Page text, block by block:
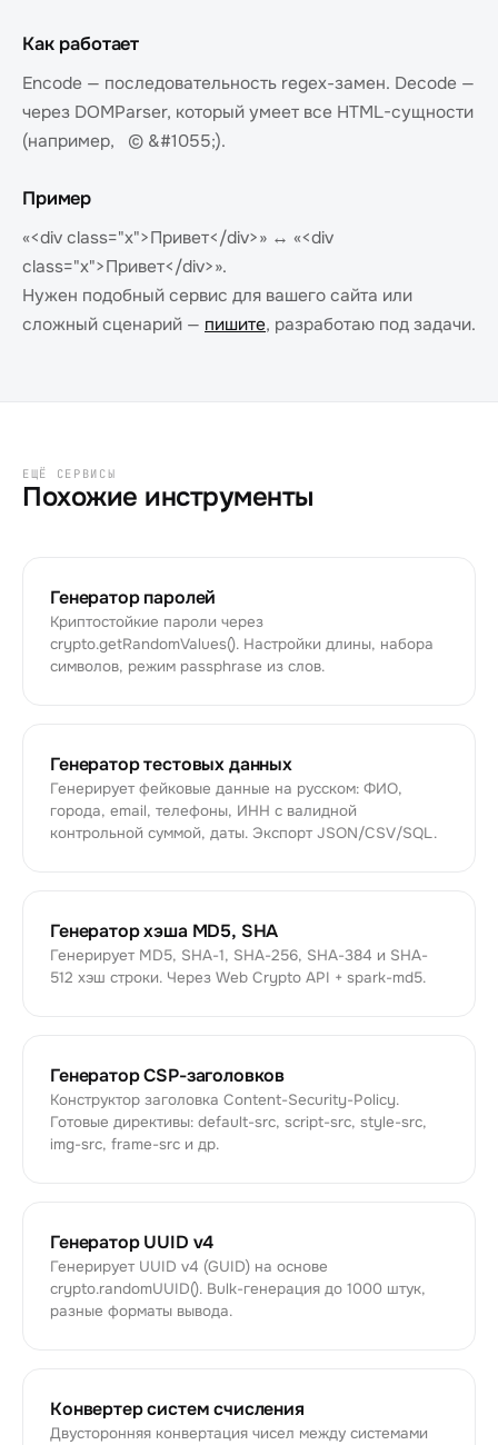
Как работает
Encode — последовательность regex-замен. Decode —
через DOMParser, который умеет все HTML-сущности
(например, © &#1055;).
Пример
«<div class="x">Привет</div>» ↔ «<div
class="x">Привет</div>».
Нужен подобный сервис для вашего сайта или
сложный сценарий — пишите, разработаю под задачи.
ЕЩЁ СЕРВИСЫ
Похожие инструменты
Генератор паролей
Криптостойкие пароли через
crypto.getRandomValues(). Настройки длины, набора
символов, режим passphrase из слов.
Генератор тестовых данных
Генерирует фейковые данные на русском: ФИО,
города, email, телефоны, ИНН с валидной
контрольной суммой, даты. Экспорт JSON/CSV/SQL.
Генератор хэша MD5, SHA
Генерирует MD5, SHA-1, SHA-256, SHA-384 и SHA-
512 хэш строки. Через Web Crypto API + spark-md5.
Генератор CSP-заголовков
Конструктор заголовка Content-Security-Policy.
Готовые директивы: default-src, script-src, style-src,
img-src, frame-src и др.
Генератор UUID v4
Генерирует UUID v4 (GUID) на основе
crypto.randomUUID(). Bulk-генерация до 1000 штук,
разные форматы вывода.
Конвертер систем счисления
Двусторонняя конвертация чисел между системами